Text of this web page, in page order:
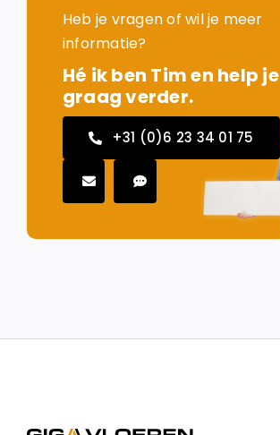
Heb je vragen of wil je meer
informatie?
Hé ik ben Tim en help je
graag verder.
+31 (0)6 23 34 01 75